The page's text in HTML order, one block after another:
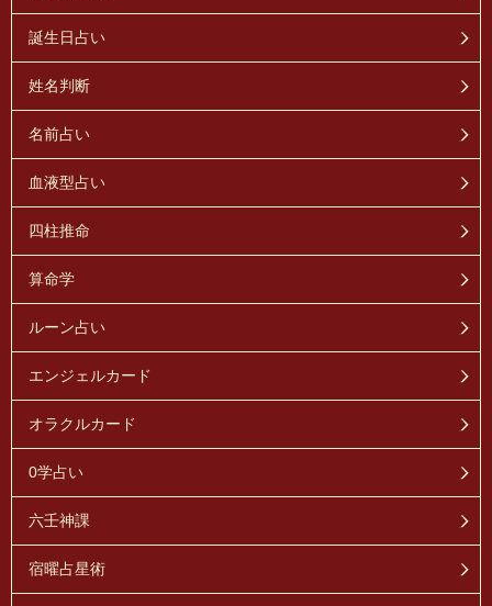
誕生日占い
姓名判断
名前占い
血液型占い
四柱推命
算命学
ルーン占い
エンジェルカード
オラクルカード
0学占い
六壬神課
宿曜占星術